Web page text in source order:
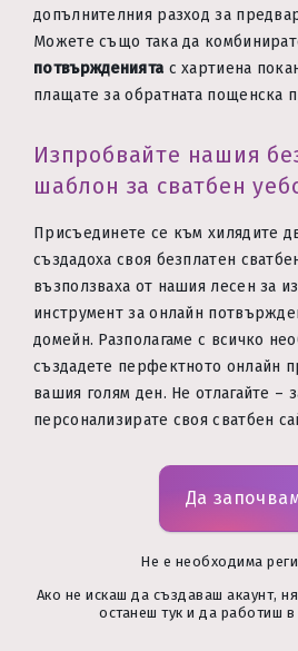
допълнителния разход за
Можете също така да
потвържденията с хартиена
плащате за обратната пощенска
Изпробвайте нашия
шаблон за сватбен
Присъединете се към хилядите
създадоха своя безплатен
възползваха от нашия лесен за
инструмент за онлайн
домейн. Разполагаме с всичко
създадете перфектното онлайн
вашия голям ден. Не отлагайте –
персонализирате своя сватбен
Да
Не е необходима
Ако не искаш да създаваш акаунт,
останеш тук и да работиш